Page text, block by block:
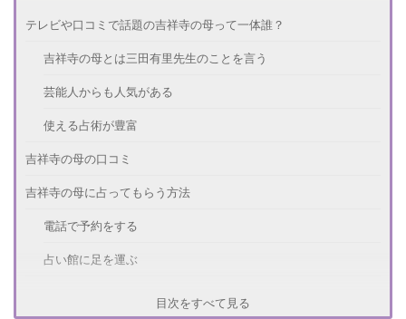
テレビや口コミで話題の吉祥寺の母って一体誰？
吉祥寺の母とは三田有里先生のことを言う
芸能人からも人気がある
使える占術が豊富
吉祥寺の母の口コミ
吉祥寺の母に占ってもらう方法
電話で予約をする
占い館に足を運ぶ
目次をすべて見る